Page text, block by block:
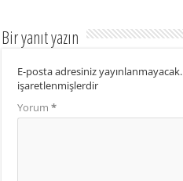
Bir yanıt yazın
E-posta adresiniz yayınlanmayacak.
işaretlenmişlerdir
Yorum*